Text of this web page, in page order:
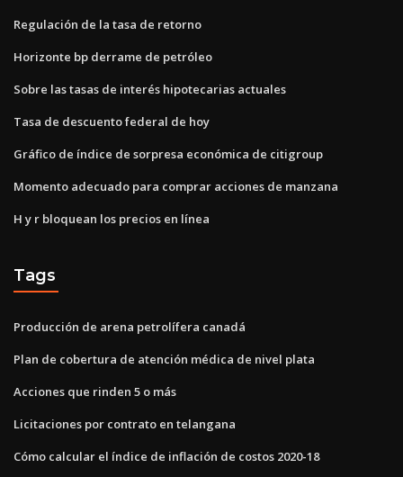
Regulación de la tasa de retorno
Horizonte bp derrame de petróleo
Sobre las tasas de interés hipotecarias actuales
Tasa de descuento federal de hoy
Gráfico de índice de sorpresa económica de citigroup
Momento adecuado para comprar acciones de manzana
H y r bloquean los precios en línea
Tags
Producción de arena petrolífera canadá
Plan de cobertura de atención médica de nivel plata
Acciones que rinden 5 o más
Licitaciones por contrato en telangana
Cómo calcular el índice de inflación de costos 2020-18